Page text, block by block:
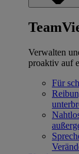
Verwalten
proaktiv auf
Für